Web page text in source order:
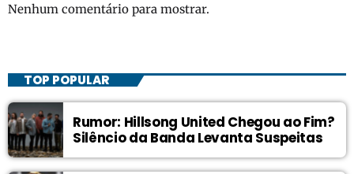
Nenhum comentário para mostrar.
TOP POPULAR
Rumor: Hillsong United Chegou ao Fim?
Silêncio da Banda Levanta Suspeitas